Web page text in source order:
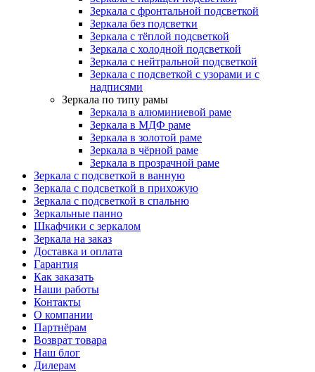
Зеркала с фронтальной подсветкой
Зеркала без подсветки
Зеркала с тёплой подсветкой
Зеркала с холодной подсветкой
Зеркала с нейтральной подсветкой
Зеркала с подсветкой с узорами и с
надписями
Зеркала по типу рамы
Зеркала в алюминиевой раме
Зеркала в МДФ раме
Зеркала в золотой раме
Зеркала в чёрной раме
Зеркала в прозрачной раме
Зеркала с подсветкой в ванную
Зеркала с подсветкой в прихожую
Зеркала с подсветкой в спальню
Зеркальные панно
Шкафчики с зеркалом
Зеркала на заказ
Доставка и оплата
Гарантия
Как заказать
Наши работы
Контакты
О компании
Партнёрам
Возврат товара
Наш блог
Дилерам